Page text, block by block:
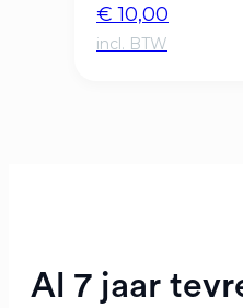
€ 10,00
Al 7 jaar